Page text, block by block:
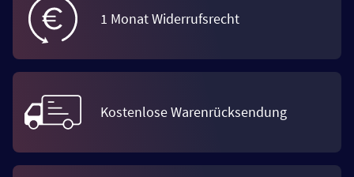
1 Monat Widerrufsrecht
Kostenlose Warenrücksendung